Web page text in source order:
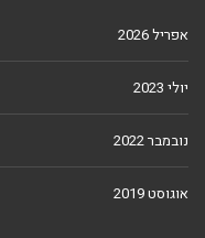
אפריל 2026
יולי 2023
נובמבר 2022
אוגוסט 2019